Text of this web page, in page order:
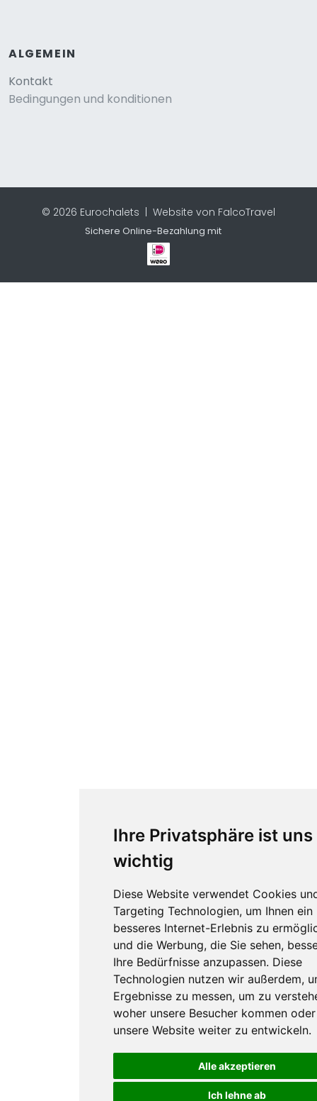
Ihre Privatsphäre ist uns
wichtig
Diese Website verwendet Cookies
Targeting Technologien, um Ihnen ein
besseres Internet-Erlebnis zu
und die Werbung, die Sie sehen,
Ihre Bedürfnisse anzupassen. Diese
Technologien nutzen wir außerdem,
Ergebnisse zu messen, um zu
woher unsere Besucher kommen
unsere Website weiter zu entwickeln.
Alle akzeptieren
Ich lehne ab
ALGEMEIN
Kontakt
Bedingungen und konditionen
© 2026 Eurochalets | Website von FalcoTravel
Sichere Online-Bezahlung mit